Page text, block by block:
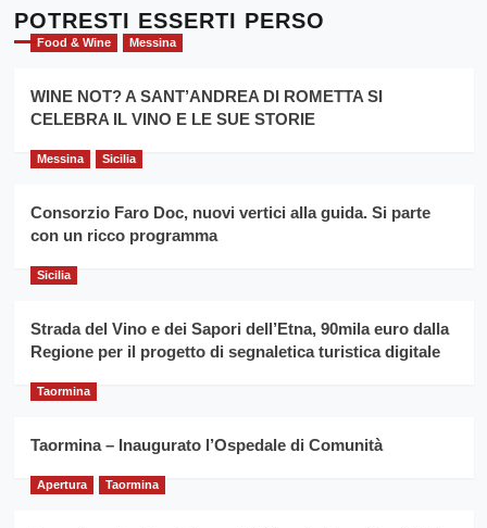
l’
evento
per
la
filiera
grano
Cronoscalata
Giarre
Montesalice
per
il
anno
Franco
Caruso
POTRESTI ESSERTI PERSO
Food & Wine Messina
WINE NOT? A SANT’ANDREA DI ROMETTA SI
CELEBRA IL VINO E LE SUE STORIE
Messina Sicilia
Consorzio Faro Doc, nuovi vertici alla guida. Si parte
con un ricco programma
Sicilia
Strada del Vino e dei Sapori dell’Etna, 90mila euro dalla
Regione per il progetto di segnaletica turistica digitale
Taormina
Taormina – Inaugurato l’Ospedale di Comunità
Apertura Taormina